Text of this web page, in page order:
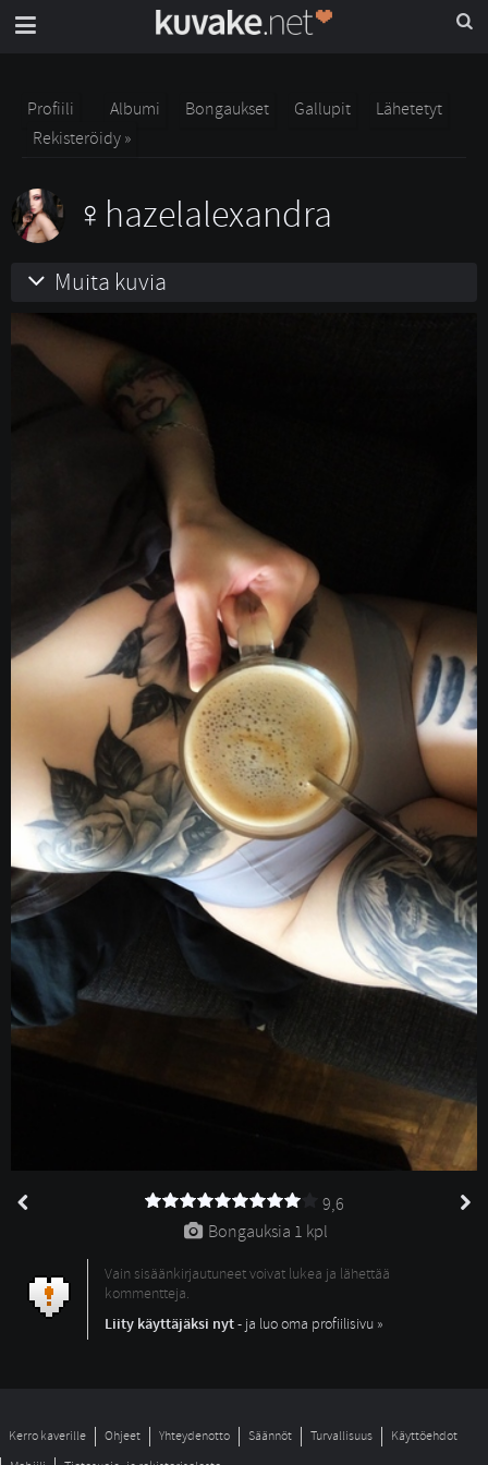
Profiili Albumi Bongaukset Gallupit
Lähetetyt
Rekisteröidy »
hazelalexandra
Muita kuvia
9,6
Bongauksia 1 kpl
Vain sisäänkirjautuneet voivat lukea ja lähettää
kommentteja.
Liity käyttäjäksi nyt- ja luo oma profiilisivu »
Kerro kaverille Ohjeet Yhteydenotto Säännöt Turvallisuus
Käyttöehdot